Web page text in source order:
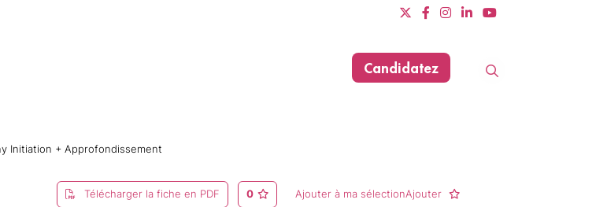
Candidatez
Initiation + Approfondissement
Télécharger la fiche en PDF 0 Ajouter à ma sélectionAjouter